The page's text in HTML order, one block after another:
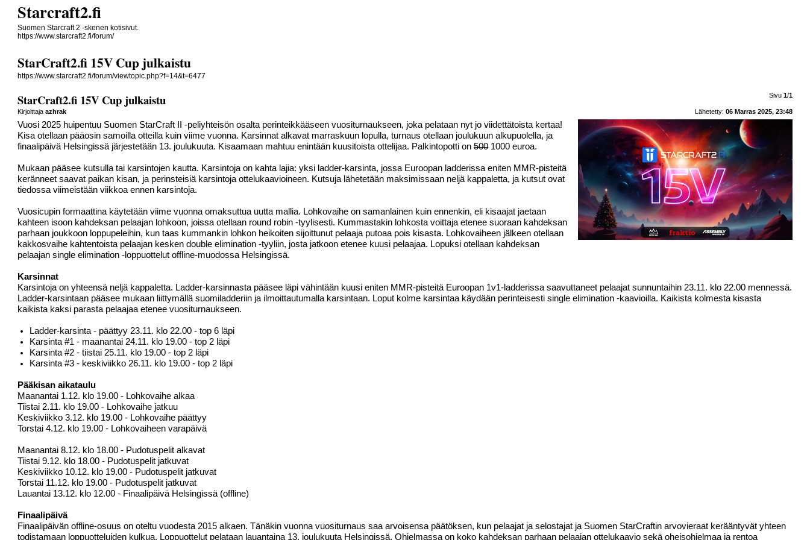
Starcraft2.fi
Suomen Starcraft 2 -skenen kotisivut.
https://www.starcraft2.fi/forum/
StarCraft2.fi 15V Cup julkaistu
https://www.starcraft2.fi/forum/viewtopic.php?f=14&t=6477
Sivu 1/1
StarCraft2.fi 15V Cup julkaistu
Lähetetty: 06 Marras 2025, 23:48
Kirjoittajaazhrak
Vuosi 2025 huipentuu Suomen StarCraft II -peliyhteisön osalta perinteikkääseen vuositurnaukseen, joka pelataan nyt jo viidettätoista kertaa!
Kisa otellaan pääosin samoilla otteilla kuin viime vuonna. Karsinnat alkavat marraskuun lopulla, turnaus otellaan joulukuun alkupuolella, ja
finaalipäivä Helsingissä järjestetään 13. joulukuuta. Kisaamaan mahtuu enintään kuusitoista ottelijaa. Palkintopotti on5001000 euroa.
Mukaan pääsee kutsulla tai karsintojen kautta. Karsintoja on kahta lajia: yksi ladder-karsinta, jossa Euroopan ladderissa eniten MMR-pisteitä
keränneet saavat paikan kisan, ja perinsteisiä karsintoja ottelukaavioineen. Kutsuja lähetetään maksimissaan neljä kappaletta, ja kutsut ovat
tiedossa viimeistään viikkoa ennen karsintoja.
Vuosicupin formaattina käytetään viime vuonna omaksuttua uutta mallia. Lohkovaihe on samanlainen kuin ennenkin, eli kisaajat jaetaan
kahteen isoon kahdeksan pelaajan lohkoon, joissa otellaan round robin -tyylisesti. Kummastakin lohkosta voittaja etenee suoraan kahdeksan
parhaan joukkoon loppupeleihin, kun taas kummankin lohkon heikoiten sijoittunut pelaaja putoaa pois kisasta. Lohkovaiheen jälkeen otellaan
kakkosvaihe kahtentoista pelaajan kesken double elimination -tyyliin, josta jatkoon etenee kuusi pelaajaa. Lopuksi otellaan kahdeksan
pelaajan single elimination -loppuottelut offline-muodossa Helsingissä.
Karsinnat
Karsintoja on yhteensä neljä kappaletta. Ladder-karsinnasta pääsee läpi vähintään kuusi eniten MMR-pisteitä Euroopan 1v1-ladderissa saavuttaneet pelaajat sunnuntaihin 23.11. klo 22.00 mennessä.
Ladder-karsintaan pääsee mukaan liittymälläsuomiladderiin ja ilmoittautumalla karsintaan. Loput kolme karsintaa käydään perinteisesti single elimination -kaavioilla. Kaikista kolmesta kisasta
kaikista kaksi parasta pelaajaa etenee vuositurnaukseen.
Ladder-karsinta - päättyy 23.11. klo 22.00 - top 6 läpi
Karsinta #1 - maanantai 24.11. klo 19.00 - top 2 läpi
Karsinta #2 - tiistai 25.11. klo 19.00 - top 2 läpi
Karsinta #3 - keskiviikko 26.11. klo 19.00 - top 2 läpi
Pääkisan aikataulu
Maanantai 1.12. klo 19.00 - Lohkovaihe alkaa
Tiistai 2.11. klo 19.00 - Lohkovaihe jatkuu
Keskiviikko 3.12. klo 19.00 - Lohkovaihe päättyy
Torstai 4.12. klo 19.00 - Lohkovaiheen varapäivä
Maanantai 8.12. klo 18.00 - Pudotuspelit alkavat
Tiistai 9.12. klo 18.00 - Pudotuspelit jatkuvat
Keskiviikko 10.12. klo 19.00 - Pudotuspelit jatkuvat
Torstai 11.12. klo 19.00 - Pudotuspelit jatkuvat
Lauantai 13.12. klo 12.00 - Finaalipäivä Helsingissä (offline)
Finaalipäivä
Finaalipäivän offline-osuus on oteltu vuodesta 2015 alkaen. Tänäkin vuonna vuositurnaus saa arvoisensa päätöksen, kun pelaajat ja selostajat ja Suomen StarCraftin arvovieraat kerääntyvät yhteen
todistamaan loppuotteluiden kulkua. Loppuottelut pelataan lauantaina 13. joulukuuta Helsingissä. Ohjelmassa on koko kahdeksan parhaan pelaajan ottelukaavio sekä oheisohjelmaa ja rentoa